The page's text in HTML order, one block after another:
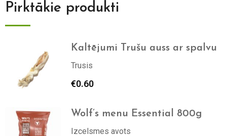
Pirktākie produkti
Kaltējumi Trušu auss ar spalvu
Trusis
€0.60
Wolf’s menu Essential 800g
Izcelsmes avots